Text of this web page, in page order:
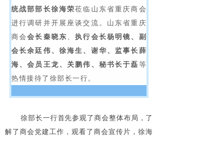
统战部部长徐海荣莅临山东省重庆商会
进行调研并开展座谈交流。山东省重庆
商会会长秦晓东 、执行会长杨明镜、副
会长余廷伟、徐海生、谢华、监事长薛
海、会员王龙、关鹏伟、秘书长于磊 等
热情接待了徐部长一行。
徐部长一行首先参观了商会整体布局，了
解了商会党建工作，观看了商会宣传片，徐海